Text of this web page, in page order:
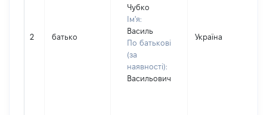
2 батько
Чубко
Ім'я:
Василь
По батькові
(за
наявності):
Васильович
Україна